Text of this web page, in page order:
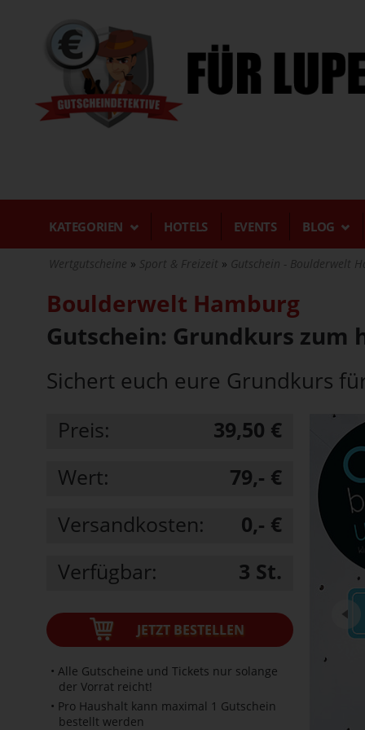
KATEGORIEN HOTELS EVENTS BLOG
Wertgutscheine Sport & Freizeit Gutschein - Boulderwelt
Boulderwelt Hamburg
Gutschein: Grundkurs zum
Sichert euch eure Grundkurs
Preis:
39,50 €
Wert:
79,- €
Versandkosten:
0,- €
Verfügbar:
3 St.
JETZT BESTELLEN
• Alle Gutscheine und Tickets nur solange
der Vorrat reicht!
• Pro Haushalt kann maximal 1 Gutschein
bestellt werden